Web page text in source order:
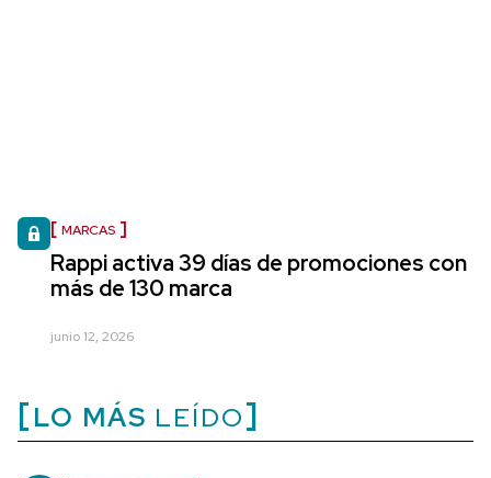
MARCAS
Rappi activa 39 días de promociones con
más de 130 marca
junio 12, 2026
LO MÁS LEÍDO